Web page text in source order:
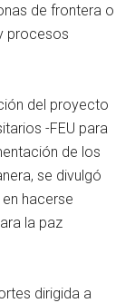
de frontera o
procesos
del proyecto
-FEU para
de los
se divulgó
hacerse
la paz
dirigida a